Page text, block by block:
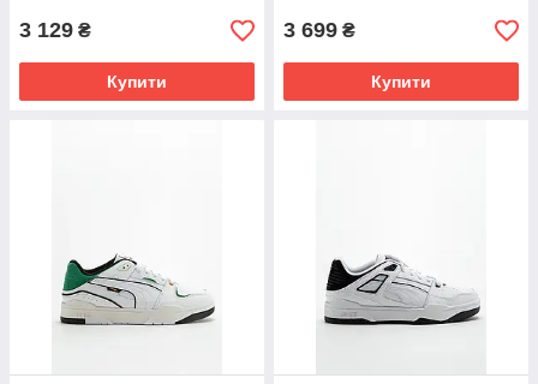
3 129 ₴
Купити
3 699 ₴
Купити